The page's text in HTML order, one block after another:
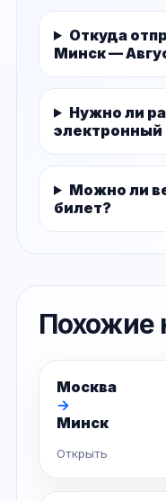
Откуда
Минск —
Нужно ли
электронный
Можно ли
билет?
Похожие
Москва
→
Минск
Открыть